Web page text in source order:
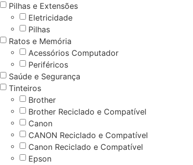
Pilhas e Extensões
Eletricidade
Pilhas
Ratos e Memória
Acessórios Computador
Periféricos
Saúde e Segurança
Tinteiros
Brother
Brother Reciclado e Compatível
Canon
CANON Reciclado e Compatível
Canon Reciclado e Compatível
Epson